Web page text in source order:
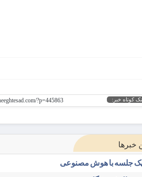
کوتاه خبر: ?p=445863
خبرها
جلسه با هوش مصنوعی